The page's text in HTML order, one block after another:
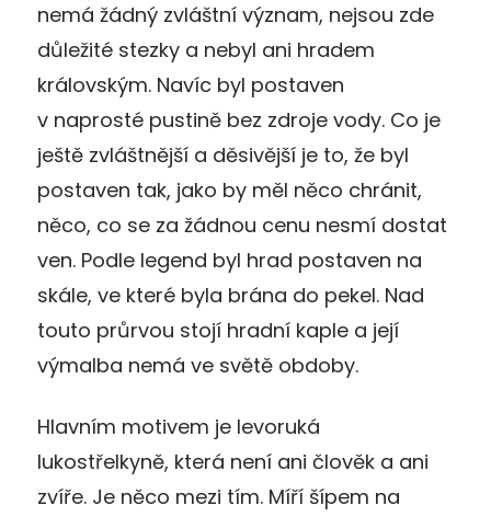
nemá žádný zvláštní význam, nejsou zde
důležité stezky a nebyl ani hradem
královským. Navíc byl postaven
v naprosté pustině bez zdroje vody. Co je
ještě zvláštnější a děsivější je to, že byl
postaven tak, jako by měl něco chránit,
něco, co se za žádnou cenu nesmí dostat
ven. Podle legend byl hrad postaven na
skále, ve které byla brána do pekel. Nad
touto průrvou stojí hradní kaple a její
výmalba nemá ve světě obdoby.
Hlavním motivem je levoruká
lukostřelkyně, která není ani člověk a ani
zvíře. Je něco mezi tím. Míří šípem na